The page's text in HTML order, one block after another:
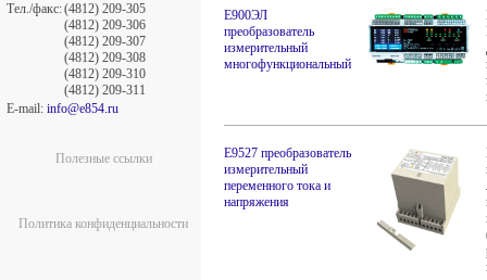
Е900ЭЛ
преобразователь
измерительный
многофункциональный
Е9527 преобразователь
измерительный
переменного тока и
напряжения
Тел./факс:(4812) 209-305
(4812) 209-306
(4812) 209-307
(4812) 209-308
(4812) 209-310
(4812) 209-311
E-mail: info@e854.ru
Полезные ссылки
Политика конфиденциальности